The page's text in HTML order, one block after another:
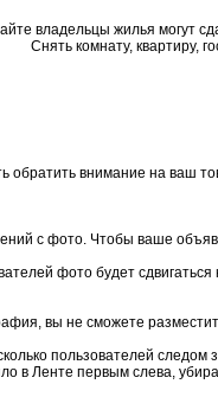
владельцы жилья могут
Cнять комнату, квартиру,
обратить внимание на ваш
с фото. Чтобы ваше
фото будет
вы не сможете
пользователей
в Ленте первым слева,